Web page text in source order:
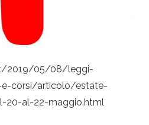
2019/05/08/leggi-
corsi/articolo/estate-
20-al-22-maggio.html